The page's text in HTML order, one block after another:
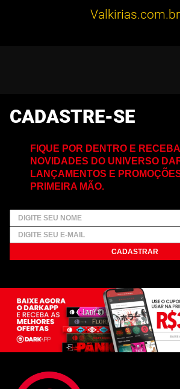
Valkirias.com.br
CADASTRE-SE
FIQUE POR DENTRO E RECEBA
NOVIDADES DO UNIVERSO
LANÇAMENTOS E
PRIMEIRA MÃO.
CADASTRAR